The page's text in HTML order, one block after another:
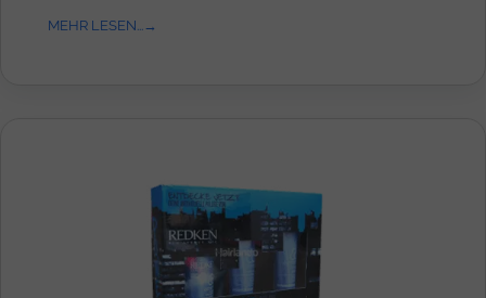
MEHR LESEN...